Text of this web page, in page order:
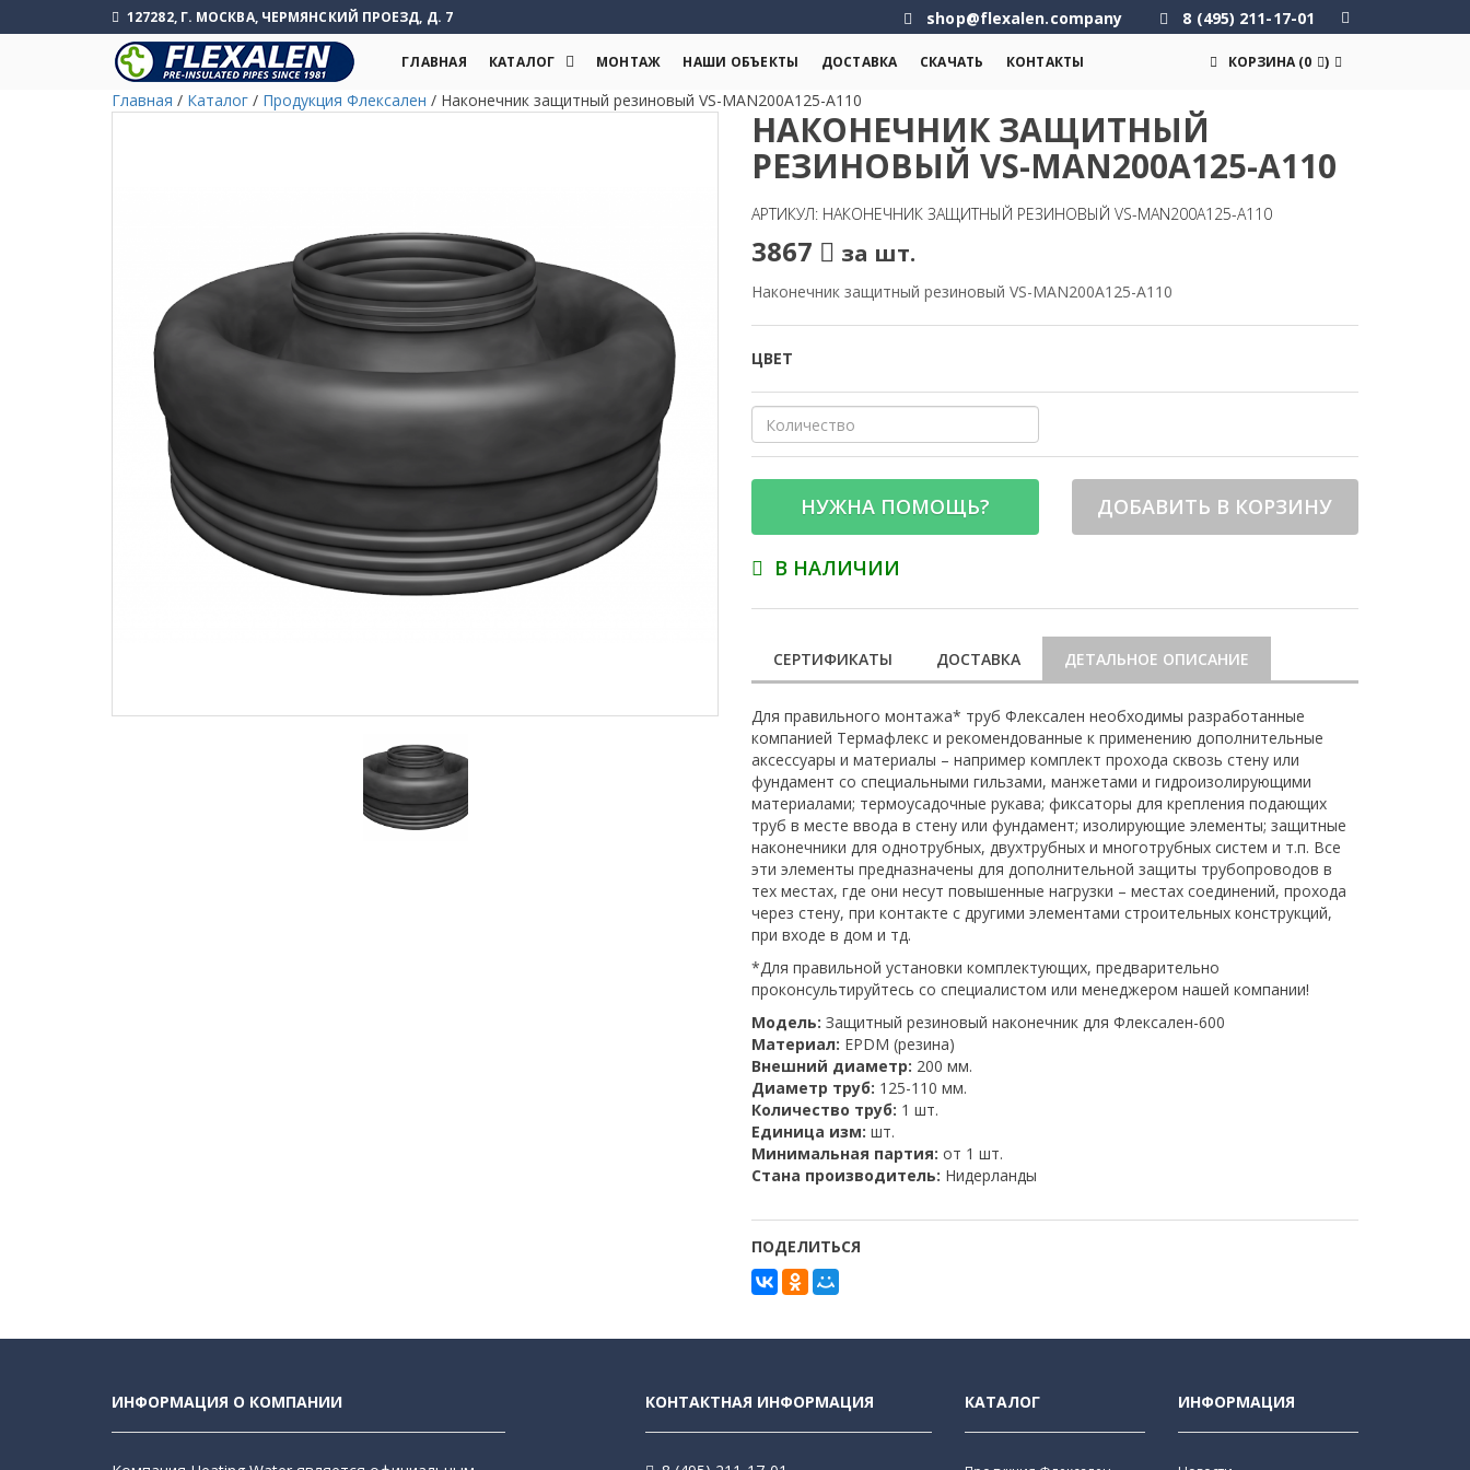
127282, Г. МОСКВА, ЧЕРМЯНСКИЙ ПРОЕЗД, Д. 7 shop@flexalen.company 8 (495) 211-17-01
ГЛАВНАЯ КАТАЛОГ МОНТАЖ НАШИ ОБЪЕКТЫ ДОСТАВКА СКАЧАТЬ КОНТАКТЫ КОРЗИНА (0 )
Главная / Каталог / Продукция Флексален / Наконечник защитный резиновый VS-MAN200A125-A110
НАКОНЕЧНИК ЗАЩИТНЫЙ
РЕЗИНОВЫЙ VS-MAN200A125-A110
АРТИКУЛ: НАКОНЕЧНИК ЗАЩИТНЫЙ РЕЗИНОВЫЙ VS-MAN200A125-A110
3867 за шт.
Наконечник защитный резиновый VS-MAN200A125-A110
ЦВЕТ
НУЖНА ПОМОЩЬ? ДОБАВИТЬ В КОРЗИНУ
В НАЛИЧИИ
СЕРТИФИКАТЫ ДОСТАВКА ДЕТАЛЬНОЕ ОПИСАНИЕ
Для правильного монтажа* труб Флексален необходимы разработанные
компанией Термафлекс и рекомендованные к применению дополнительные
аксессуары и материалы – например комплект прохода сквозь стену или
фундамент со специальными гильзами, манжетами и гидроизолирующими
материалами; термоусадочные рукава; фиксаторы для крепления подающих
труб в месте ввода в стену или фундамент; изолирующие элементы; защитные
наконечники для однотрубных, двухтрубных и многотрубных систем и т.п. Все
эти элементы предназначены для дополнительной защиты трубопроводов в
тех местах, где они несут повышенные нагрузки – местах соединений, прохода
через стену, при контакте с другими элементами строительных конструкций,
при входе в дом и тд.
*Для правильной установки комплектующих, предварительно
проконсультируйтесь со специалистом или менеджером нашей компании!
Модель: Защитный резиновый наконечник для Флексален-600
Материал: EPDM (резина)
Внешний диаметр: 200 мм.
Диаметр труб: 125-110 мм.
Количество труб: 1 шт.
Единица изм: шт.
Минимальная партия: от 1 шт.
Стана производитель: Нидерланды
ПОДЕЛИТЬСЯ
ИНФОРМАЦИЯ О КОМПАНИИ КОНТАКТНАЯ ИНФОРМАЦИЯ КАТАЛОГ ИНФОРМАЦИЯ